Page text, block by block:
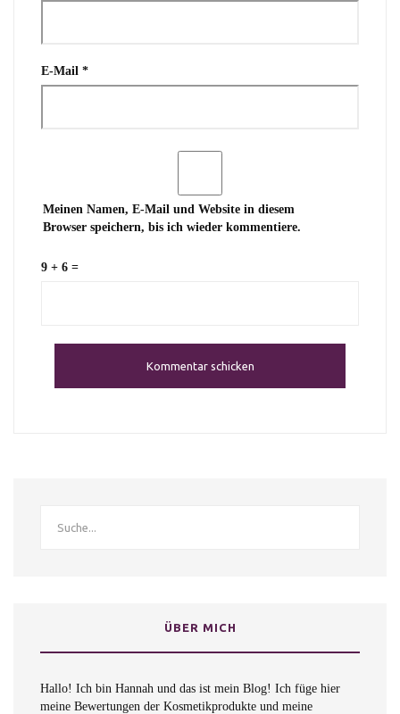
E-Mail *
Meinen Namen, E-Mail und Website in diesem
Browser speichern, bis ich wieder kommentiere.
9 + 6 =
ÜBER MICH
Hallo! Ich bin Hannah und das ist mein Blog! Ich füge hier
meine Bewertungen der Kosmetikprodukte und meine